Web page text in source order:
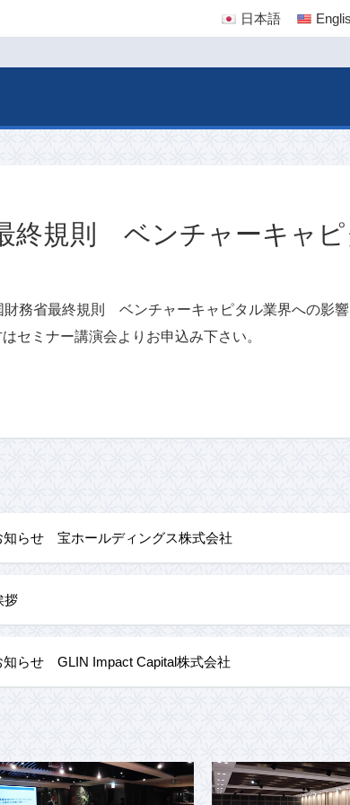
日本語
終規則 ベンチャーキャ
務省最終規則 ベンチャーキャピタル業界への影
セミナー講演会よりお申込み下さい。
知らせ 宝ホールディングス株式会社
拶
知らせ GLIN Impact Capital株式会社